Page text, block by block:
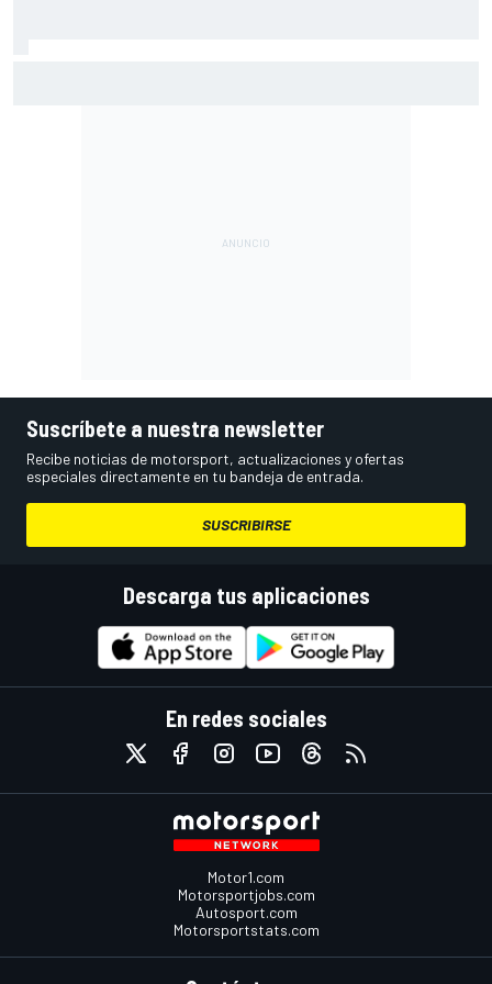
Suscríbete a nuestra newsletter
Recibe noticias de motorsport, actualizaciones y ofertas
especiales directamente en tu bandeja de entrada.
SUSCRIBIRSE
Descarga tus aplicaciones
En redes sociales
Motor1.com
Motorsportjobs.com
Autosport.com
Motorsportstats.com